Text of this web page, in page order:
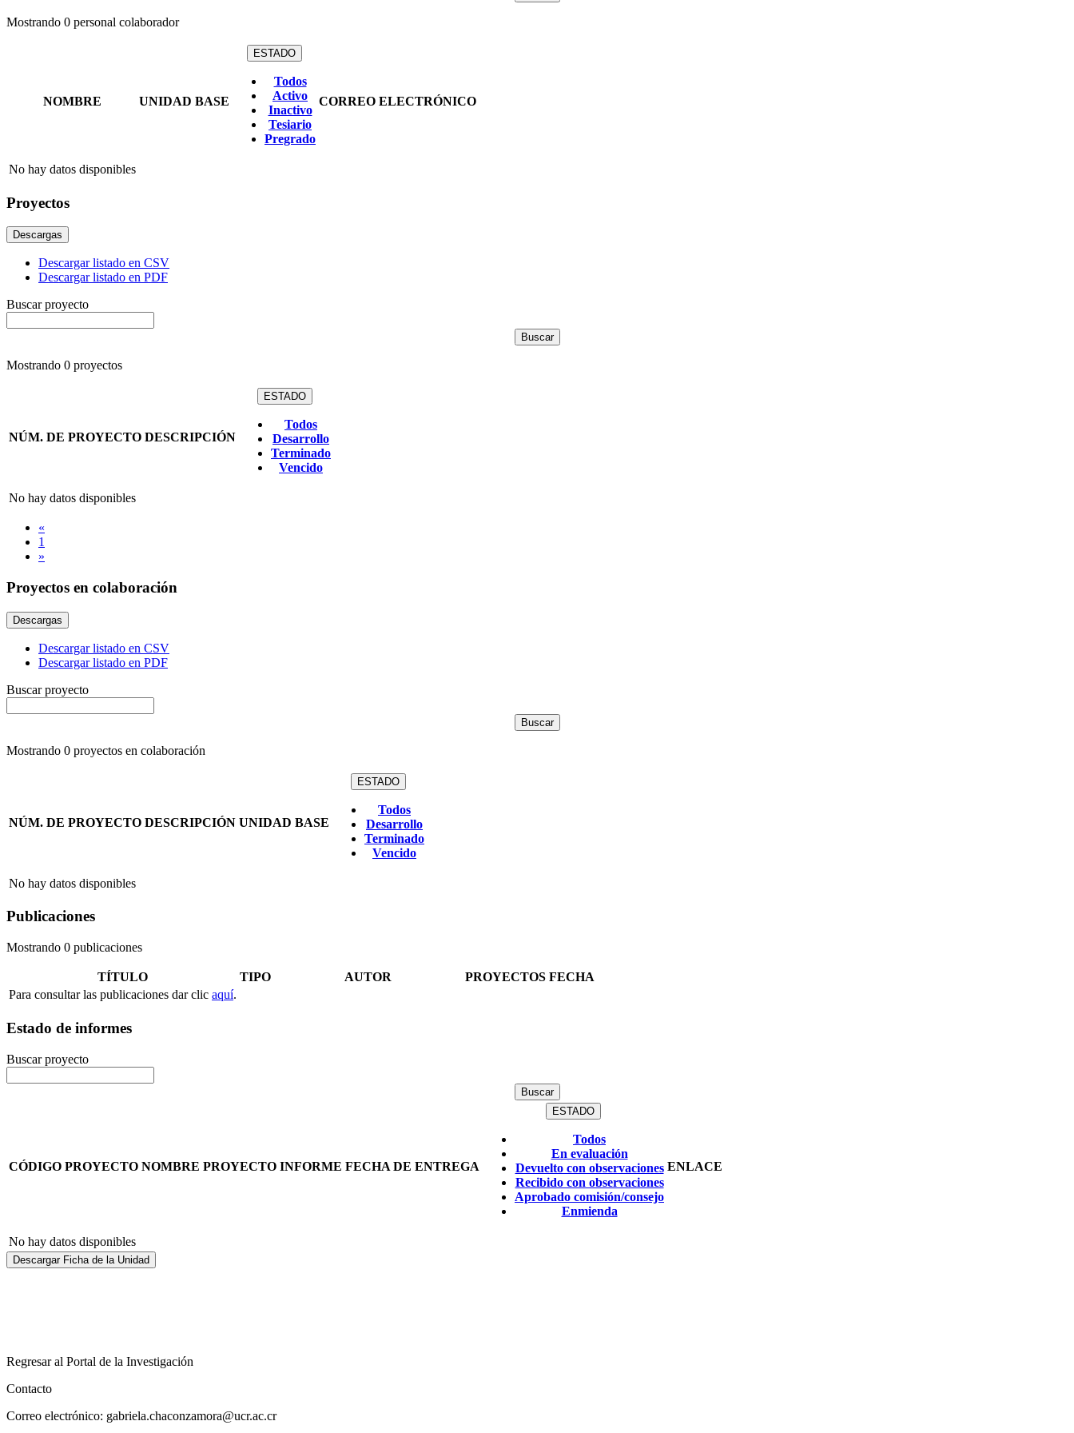
Mostrando 0 personal colaborador
NOMBRE UNIDAD BASE
ESTADO
Todos
Activo
Inactivo
Tesiario
Pregrado
CORREO ELECTRÓNICO
No hay datos disponibles
Proyectos
Descargas
Descargar listado en CSV
Descargar listado en PDF
Buscar proyecto
Mostrando 0 proyectos
NÚM. DE PROYECTO DESCRIPCIÓN
ESTADO
Todos
Desarrollo
Terminado
Vencido
No hay datos disponibles
«
1
»
Proyectos en colaboración
Descargas
Descargar listado en CSV
Descargar listado en PDF
Buscar proyecto
Mostrando 0 proyectos en colaboración
NÚM. DE PROYECTO DESCRIPCIÓN UNIDAD BASE
ESTADO
Todos
Desarrollo
Terminado
Vencido
No hay datos disponibles
Publicaciones
Mostrando 0 publicaciones
TÍTULO TIPO AUTOR PROYECTOS FECHA
Para consultar las publicaciones dar clic aquí.
Estado de informes
Buscar proyecto
CÓDIGO PROYECTO NOMBRE PROYECTO INFORME FECHA DE ENTREGA
ESTADO
Todos
En evaluación
Devuelto con observaciones
Recibido con observaciones
Aprobado comisión/consejo
Enmienda
ENLACE
No hay datos disponibles
Descargar Ficha de la Unidad
Regresar al Portal de la Investigación
Contacto
Correo electrónico: gabriela.chaconzamora@ucr.ac.cr